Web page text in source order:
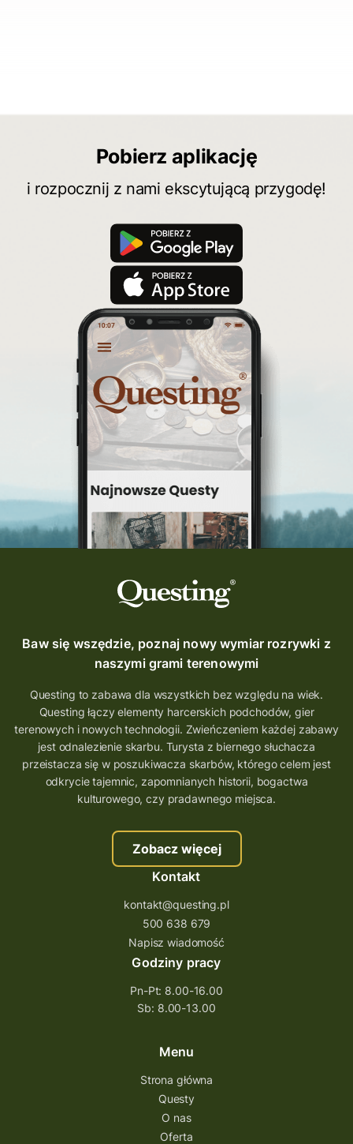
Pobierz aplikację
i rozpocznij z nami ekscytującą przygodę!
Baw się wszędzie, poznaj nowy wymiar rozrywki z
naszymi grami terenowymi
Questing to zabawa dla wszystkich bez względu na wiek.
Questing łączy elementy harcerskich podchodów, gier
terenowych i nowych technologii. Zwieńczeniem każdej zabawy
jest odnalezienie skarbu. Turysta z biernego słuchacza
przeistacza się w poszukiwacza skarbów, którego celem jest
odkrycie tajemnic, zapomnianych historii, bogactwa
kulturowego, czy pradawnego miejsca.
Zobacz więcej
Kontakt
kontakt@questing.pl
500 638 679
Napisz wiadomość
Godziny pracy
Pn-Pt: 8.00-16.00
Sb: 8.00-13.00
Menu
Strona główna
Questy
O nas
Oferta